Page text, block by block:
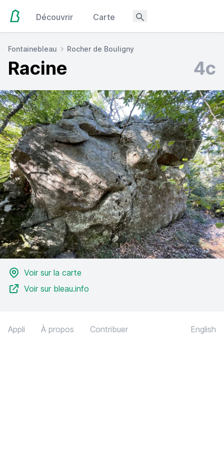
Découvrir Carte
Fontainebleau Rocher de Bouligny
Racine 4c
Voir sur la carte
Voir sur bleau.info
Appli À propos Contribuer English